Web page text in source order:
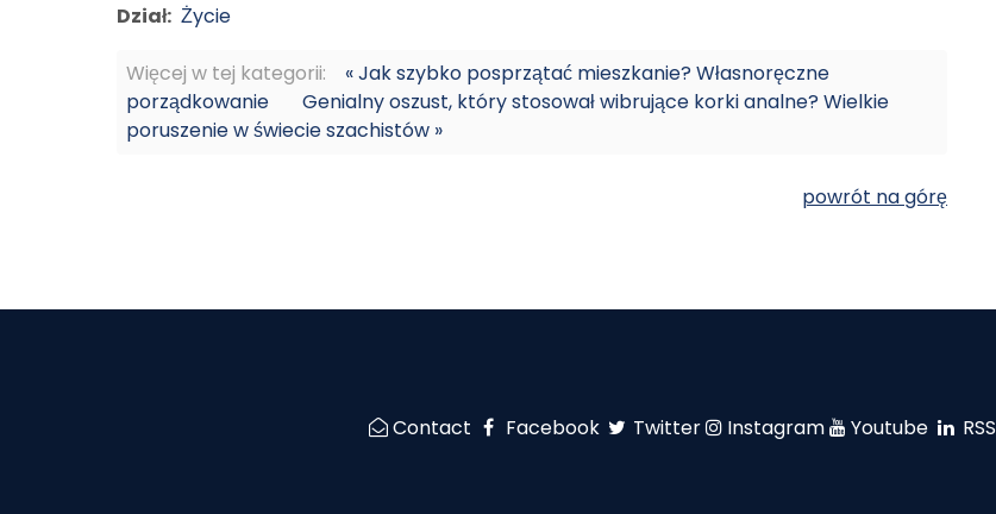
Dział: Życie
Więcej w tej kategorii:
« Jak szybko posprzątać mieszkanie? Własnoręczne
porządkowanie
Genialny oszust, który stosował wibrujące korki analne? Wielkie
poruszenie w świecie szachistów »
powrót na górę
Contact Facebook Twitter Instagram Youtube RSS